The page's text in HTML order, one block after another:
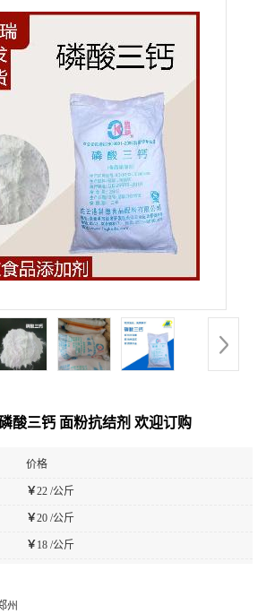
酸三钙 面粉抗结剂 欢迎订购
价格
￥22 /公斤
￥20 /公斤
￥ 18 /公斤
州